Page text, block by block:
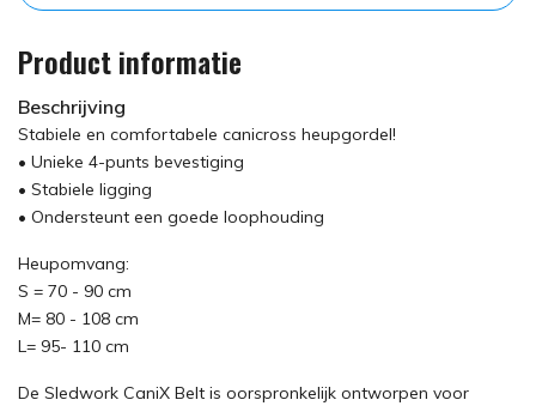
Product informatie
Beschrijving
Stabiele en comfortabele canicross heupgordel!
• Unieke 4-punts bevestiging
• Stabiele ligging
• Ondersteunt een goede loophouding
Heupomvang:
S = 70 - 90 cm
M= 80 - 108 cm
L= 95- 110 cm
De Sledwork CaniX Belt is oorspronkelijk ontworpen voor